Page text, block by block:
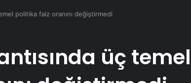
politika faiz oranını değiştirmedi
üç temel